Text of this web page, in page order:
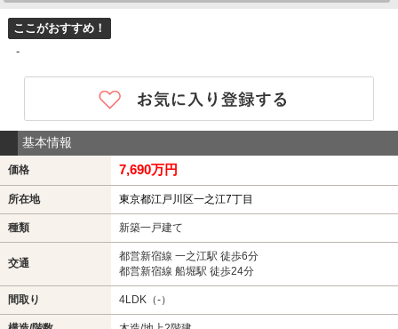
ここがおすすめ！
-
基本情報
価格 7,690万円
所在地 東京都江戸川区一之江7丁目
種類 新築一戸建て
交通
都営新宿線 一之江駅 徒歩6分
都営新宿線 船堀駅 徒歩24分
間取り 4LDK（-）